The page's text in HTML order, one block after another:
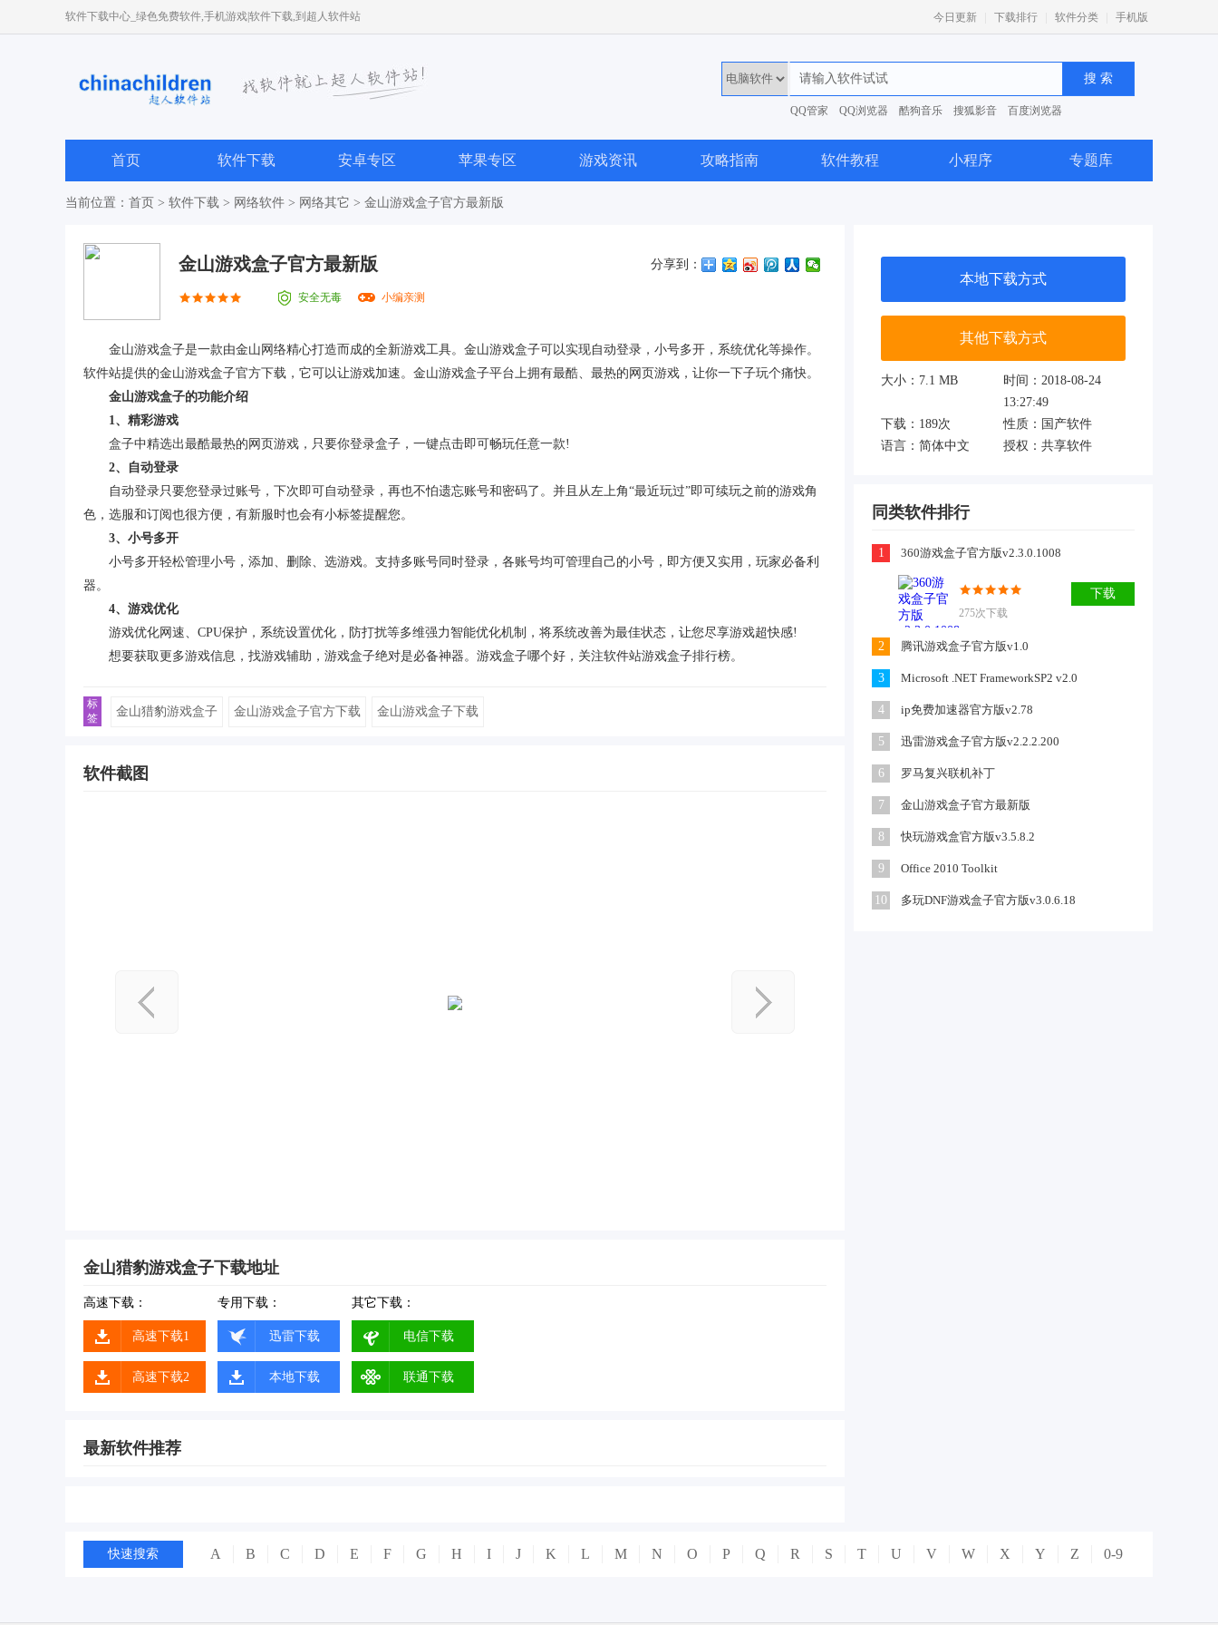
软件下载中心_绿色免费软件,手机游戏|软件下载,到超人软件站 今日更新 下载排行 软件分类 手机版
QQ管家 QQ浏览器 酷狗音乐 搜狐影音
百度浏览器
首页 软件下载 安卓专区 苹果专区 游戏资讯 攻略指南 软件教程 小程序 专题库
当前位置： 首页 > 软件下载 > 网络软件 > 网络其它 > 金山游戏盒子官方最新版
金山游戏盒子官方最新版
安全无毒 小编亲测
分享到：
金山游戏盒子是一款由金山网络精心打造而成的全新游戏工具。金山游戏盒子可以实现自动登录，小号多开，系统优化等操作。
软件站提供的金山游戏盒子官方下载，它可以让游戏加速。金山游戏盒子平台上拥有最酷、最热的网页游戏，让你一下子玩个痛快。
金山游戏盒子的功能介绍
1、精彩游戏
盒子中精选出最酷最热的网页游戏，只要你登录盒子，一键点击即可畅玩任意一款!
2、自动登录
自动登录只要您登录过账号，下次即可自动登录，再也不怕遗忘账号和密码了。并且从左上角“最近玩过”即可续玩之前的游戏角
色，选服和订阅也很方便，有新服时也会有小标签提醒您。
3、小号多开
小号多开轻松管理小号，添加、删除、选游戏。支持多账号同时登录，各账号均可管理自己的小号，即方便又实用，玩家必备利
器。
4、游戏优化
游戏优化网速、CPU保护，系统设置优化，防打扰等多维强力智能优化机制，将系统改善为最佳状态，让您尽享游戏超快感!
想要获取更多游戏信息，找游戏辅助，游戏盒子绝对是必备神器。游戏盒子哪个好，关注软件站游戏盒子排行榜。
标
签
金山猎豹游戏盒子 金山游戏盒子官方下载 金山游戏盒子下载
软件截图
金山猎豹游戏盒子下载地址
高速下载：
高速下载1
高速下载2
专用下载：
迅雷下载
本地下载
其它下载：
电信下载
联通下载
最新软件推荐
本地下载方式
其他下载方式
大小：7.1 MB
时间：2018-08-24
13:27:49
下载： 189次
性质：国产软件
语言：简体中文
授权：共享软件
同类软件排行
1 360游戏盒子官方版v2.3.0.1008
275次下载
下载
2 腾讯游戏盒子官方版v1.0
3 Microsoft .NET FrameworkSP2 v2.0
4 ip免费加速器官方版v2.78
5 迅雷游戏盒子官方版v2.2.2.200
6 罗马复兴联机补丁
7 金山游戏盒子官方最新版
8 快玩游戏盒官方版v3.5.8.2
9 Office 2010 Toolkit
10 多玩DNF游戏盒子官方版v3.0.6.18
快速搜索 A B C D E F G H I J K L M N O P Q R S T U V W X Y Z 0-9